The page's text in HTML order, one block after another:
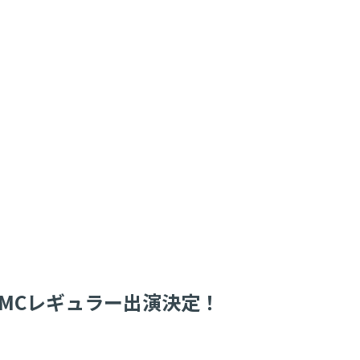
レギュラー出演決定！